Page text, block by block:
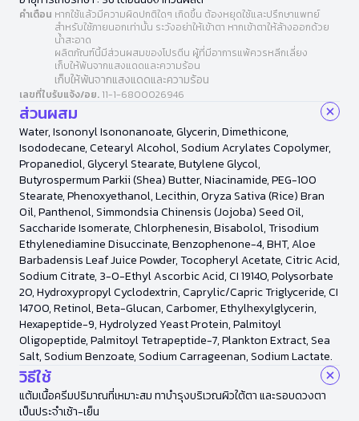
คำเตือน หากใช้แล้วมีความผิดปกติใดๆ เกิดขึ้น ต้องหยุดใช้และปรึกษาแพทย์
สำหรับใช้ภายนอกเท่านั้น ระวังอย่าให้เข้าตา หากเข้าตาให้ล้างออกด้วย
น้ำสะอาด
ผลิตภัณฑ์นี้มีส่วนผสมของโปรตีน ผู้ที่มีอาการแพ้ควรหลีกเลี่ยง
เก็บให้พ้นจากแสงแดดและความร้อน
เก็บให้พ้นจากแสงแดดและความร้อน
เลขที่ใบรับแจ้ง/อย. 11-1-6800026946
ส่วนผสม
Water, Isononyl Isononanoate, Glycerin, Dimethicone,
Isododecane, Cetearyl Alcohol, Sodium Acrylates Copolymer,
Propanediol, Glyceryl Stearate, Butylene Glycol,
Butyrospermum Parkii (Shea) Butter, Niacinamide, PEG-100
Stearate, Phenoxyethanol, Lecithin, Oryza Sativa (Rice) Bran
Oil, Panthenol, Simmondsia Chinensis (Jojoba) Seed Oil,
Saccharide Isomerate, Chlorphenesin, Bisabolol, Trisodium
Ethylenediamine Disuccinate, Benzophenone-4, BHT, Aloe
Barbadensis Leaf Juice Powder, Tocopheryl Acetate, Citric Acid,
Sodium Citrate, 3-O-Ethyl Ascorbic Acid, CI 19140, Polysorbate
20, Hydroxypropyl Cyclodextrin, Caprylic/Capric Triglyceride, CI
14700, Retinol, Beta-Glucan, Carbomer, Ethylhexylglycerin,
Hexapeptide-9, Hydrolyzed Yeast Protein, Palmitoyl
Oligopeptide, Palmitoyl Tetrapeptide-7, Plankton Extract, Sea
Salt, Sodium Benzoate, Sodium Carrageenan, Sodium Lactate.
วิธีใช้
แต้มเนื้อครีมปริมาณที่เหมาะสม ทาบำรุงบริเวณผิวใต้ตา และรอบดวงตา
เป็นประจำเช้า-เย็น